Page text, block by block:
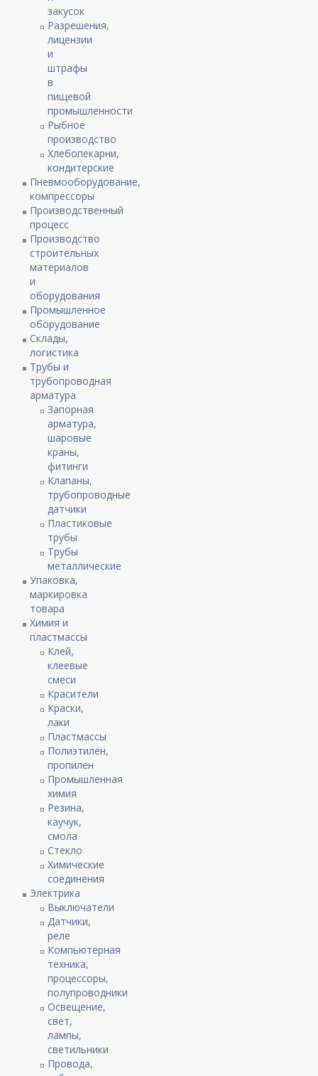
закусок
Разрешения,
лицензии
и
штрафы
в
пищевой
промышленности
Рыбное
производство
Хлебопекарни,
кондитерские
Пневмооборудование,
компрессоры
Производственный
процесс
Производство
строительных
материалов
и
оборудования
Промышленное
оборудование
Склады,
логистика
Трубы и
трубопроводная
арматура
Запорная
арматура,
шаровые
краны,
фитинги
Клапаны,
трубопроводные
датчики
Пластиковые
трубы
Трубы
металлические
Упаковка,
маркировка
товара
Химия и
пластмассы
Клей,
клеевые
смеси
Красители
Краски,
лаки
Пластмассы
Полиэтилен,
пропилен
Промышленная
химия
Резина,
каучук,
смола
Стекло
Химические
соединения
Электрика
Выключатели
Датчики,
реле
Компьютерная
техника,
процессоры,
полупроводники
Освещение,
свет,
лампы,
светильники
Провода,